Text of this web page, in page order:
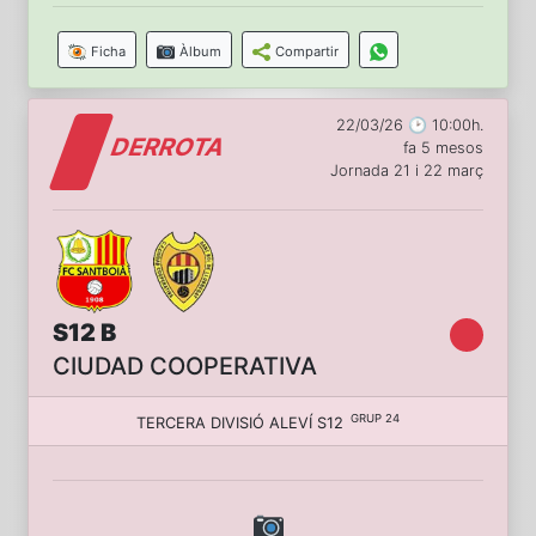
Ficha Àlbum Compartir
DERROTA
22/03/26 🕑 10:00h.
fa 5 mesos
Jornada 21 i 22 març
S12 B
CIUDAD COOPERATIVA
TERCERA DIVISIÓ ALEVÍ S12 GRUP 24